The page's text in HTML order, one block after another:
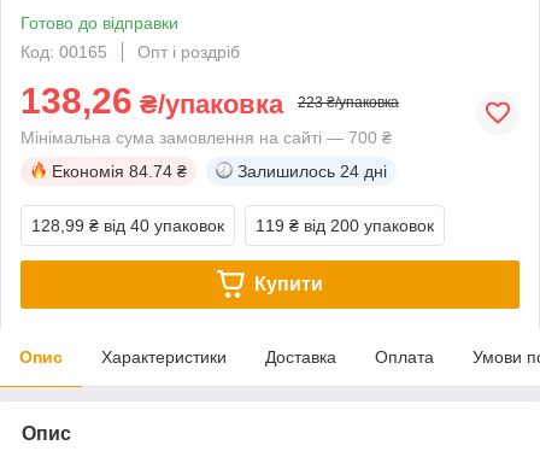
Готово до відправки
Код: 00165
Опт і роздріб
138,26 ₴/упаковка 223 ₴/упаковка
Мінімальна сума замовлення на сайті — 700 ₴
Економія 84.74 ₴ Залишилось 24 дні
128,99 ₴ від 40 упаковок 119 ₴ від 200 упаковок
Купити
Опис Характеристики Доставка Оплата Умови
Опис